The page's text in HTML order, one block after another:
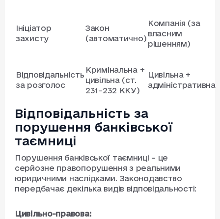
Ініціатор
захисту
Закон
(автоматично)
Компанія (за
власним
рішенням)
Відповідальність
за розголос
Кримінальна +
цивільна (ст.
231–232 ККУ)
Цивільна +
адміністративна
Відповідальність за
порушення банківської
таємниці
Порушення банківської таємниці – це
серйозне правопорушення з реальними
юридичними наслідками. Законодавство
передбачає декілька видів відповідальності:
Цивільно-правова: